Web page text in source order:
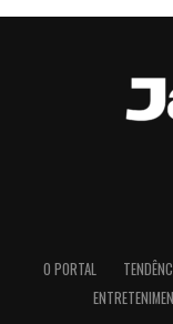
O PORTAL